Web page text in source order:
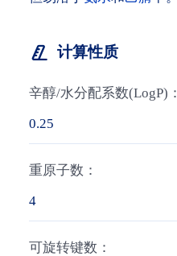
计算性质
辛醇/水分配系数(LogP)：
0.25
重原子数：
4
可旋转键数：